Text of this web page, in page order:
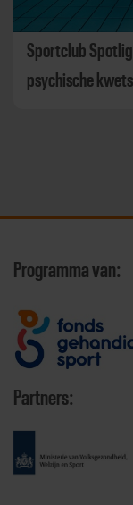
Sportclub
psychische
Programma van:
Partners: